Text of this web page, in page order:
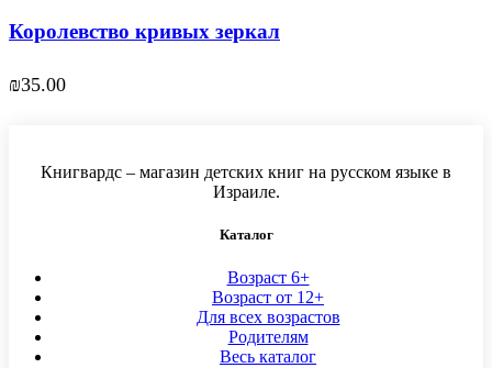
Королевство кривых зеркал
₪35.00
Книгвардс – магазин детских книг на русском языке в
Израиле.
Каталог
Возраст 6+
Возраст от 12+
Для всех возрастов
Родителям
Весь каталог